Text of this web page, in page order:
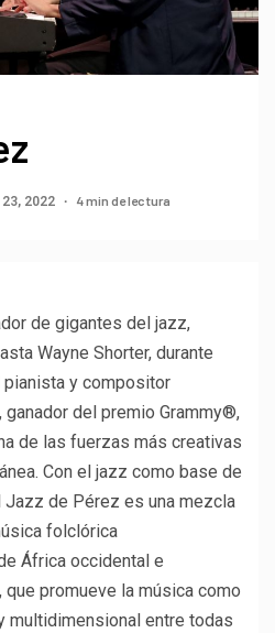
2022 4 min de lectura
de gigantes del jazz,
Wayne Shorter, durante
y compositor
ganador del premio Grammy®,
de las fuerzas más creativas
Con el jazz como base de
Jazz de Pérez es una mezcla
folclórica
África occidental e
promueve la música como
multidimensional entre todas